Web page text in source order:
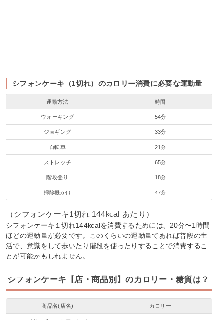
シフォンケーキ（1切れ）のカロリー消費に必要な運動量
運動方法 時間
ウォーキング 54分
ジョギング 33分
自転車 21分
ストレッチ 65分
階段登り 18分
掃除機かけ 47分
（シフォンケーキ1切れ 144kcal あたり）
シフォンケーキ１切れ144kcalを消費するためには、20分〜1時間
ほどの運動量が必要です。このくらいの運動量であれば普段の生
活で、意識をして歩いたり階段を使ったりすることで消費するこ
とが可能かもしれません。
シフォンケーキ【店・商品別】のカロリー・糖質は？
商品名(店名) カロリー